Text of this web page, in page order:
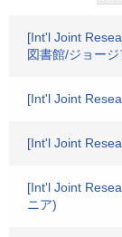
[Int'l Joint
図書館/ジョー
[Int'l Joint
[Int'l Joint
[Int'l Joint
ニア)